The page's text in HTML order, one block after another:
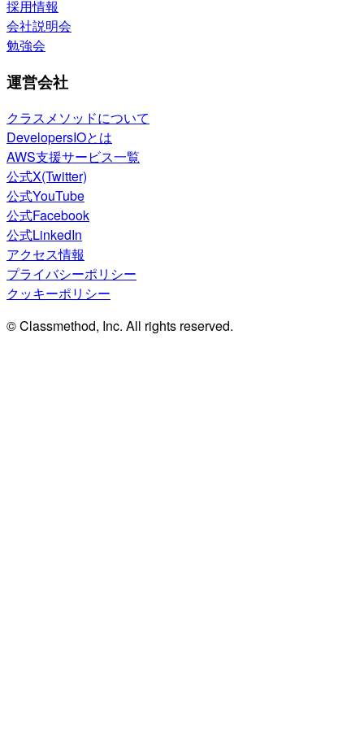
採用情報
会社説明会
勉強会
運営会社
クラスメソッドについて
DevelopersIOとは
AWS支援サービス一覧
公式X(Twitter)
公式YouTube
公式Facebook
公式LinkedIn
アクセス情報
プライバシーポリシー
クッキーポリシー
© Classmethod, Inc. All rights reserved.